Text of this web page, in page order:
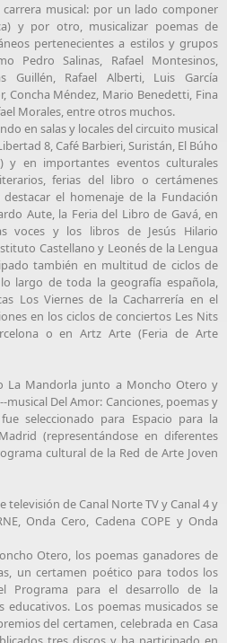
musical: por un lado componer
y por otro, musicalizar poemas de
pertenecientes a estilos y grupos
Pedro Salinas, Rafael Montesinos,
Guillén, Rafael Alberti, Luis García
Concha Méndez, Mario Benedetti, Fina
Morales, entre otros muchos.
en salas y locales del circuito musical
8, Café Barbieri, Suristán, El Búho
y en importantes eventos culturales
ferias del libro o certámenes
el homenaje de la Fundación
Aute, la Feria del Libro de Gavá, en
voces y los libros de Jesús Hilario
Castellano y Leonés de la Lengua
también en multitud de ciclos de
largo de toda la geografía española,
Los Viernes de la Cacharrería en el
en los ciclos de conciertos Les Nits
o en Artz Arte (Feria de Arte
La Mandorla junto a Moncho Otero y
Del Amor: Canciones, poemas y
seleccionado para Espacio para la
(representándose en diferentes
cultural de la Red de Arte Joven
de Canal Norte TV y Canal 4 y
Onda Cero, Cadena COPE y Onda
Otero, los poemas ganadores de
un certamen poético para todos los
Programa para el desarrollo de la
Los poemas musicados se
del certamen, celebrada en Casa